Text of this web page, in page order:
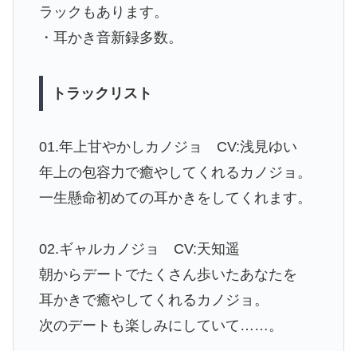
ラックもあります。
・耳かき音新録多数。
トラックリスト
01.年上甘やかしカノジョ CV:浅見ゆい
年上の包容力で癒やしてくれるカノジョ。
一生懸命初めての耳かきをしてくれます。
02.ギャルカノジョ CV:天知遥
朝からデートでたくさん歩いたあなたを
耳かきで癒やしてくれるカノジョ。
次のデートも楽しみにしていて……。